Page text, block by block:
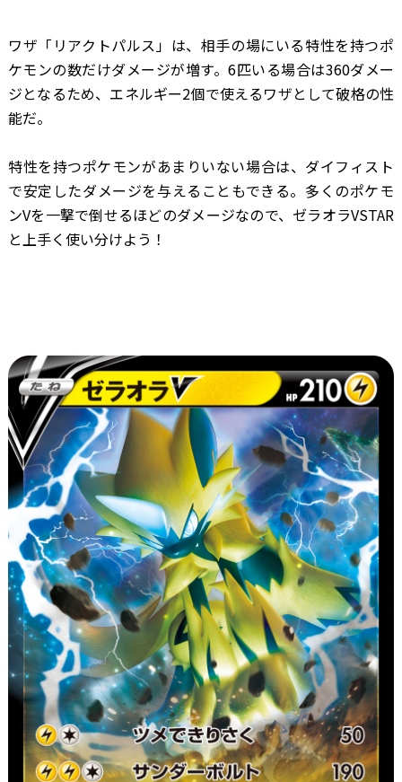
ワザ「リアクトパルス」は、相手の場にいる特性を持つポ
ケモンの数だけダメージが増す。6匹いる場合は360ダメー
ジとなるため、エネルギー2個で使えるワザとして破格の性
能だ。
特性を持つポケモンがあまりいない場合は、ダイフィスト
で安定したダメージを与えることもできる。多くのポケモ
ンVを一撃で倒せるほどのダメージなので、ゼラオラVSTAR
と上手く使い分けよう！